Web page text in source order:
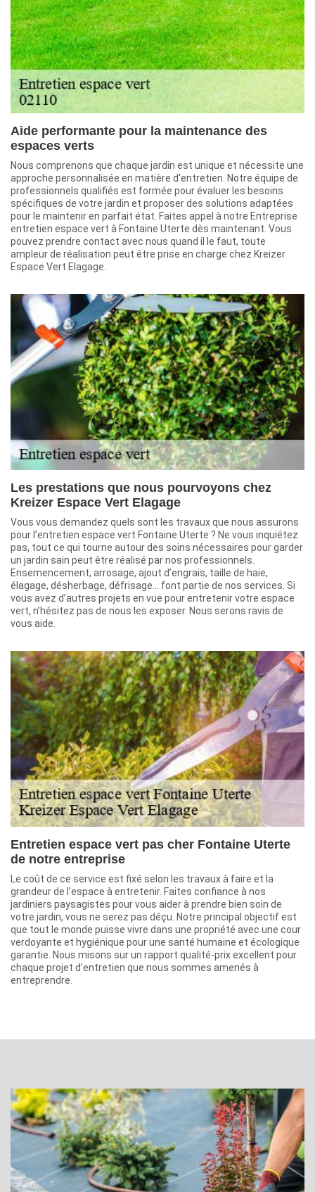
Aide performante pour la maintenance des
espaces verts
Nous comprenons que chaque jardin est unique et nécessite une
approche personnalisée en matière d'entretien. Notre équipe de
professionnels qualifiés est formée pour évaluer les besoins
spécifiques de votre jardin et proposer des solutions adaptées
pour le maintenir en parfait état. Faites appel à notre Entreprise
entretien espace vert à Fontaine Uterte dès maintenant. Vous
pouvez prendre contact avec nous quand il le faut, toute
ampleur de réalisation peut être prise en charge chez Kreizer
Espace Vert Elagage.
Les prestations que nous pourvoyons chez
Kreizer Espace Vert Elagage
Vous vous demandez quels sont les travaux que nous assurons
pour l’entretien espace vert Fontaine Uterte ? Ne vous inquiétez
pas, tout ce qui tourne autour des soins nécessaires pour garder
un jardin sain peut être réalisé par nos professionnels.
Ensemencement, arrosage, ajout d’engrais, taille de haie,
élagage, désherbage, défrisage… font partie de nos services. Si
vous avez d’autres projets en vue pour entretenir votre espace
vert, n’hésitez pas de nous les exposer. Nous serons ravis de
vous aide.
Entretien espace vert pas cher Fontaine Uterte
de notre entreprise
Le coût de ce service est fixé selon les travaux à faire et la
grandeur de l’espace à entretenir. Faites confiance à nos
jardiniers paysagistes pour vous aider à prendre bien soin de
votre jardin, vous ne serez pas déçu. Notre principal objectif est
que tout le monde puisse vivre dans une propriété avec une cour
verdoyante et hygiénique pour une santé humaine et écologique
garantie. Nous misons sur un rapport qualité-prix excellent pour
chaque projet d’entretien que nous sommes amenés à
entreprendre.